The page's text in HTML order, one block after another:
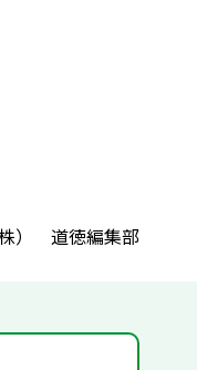
） 道徳編集部